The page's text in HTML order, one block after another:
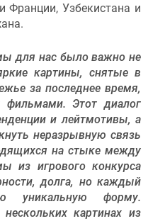
Франции, Узбекистана и
для нас было важно не
картины, снятые в
за последнее время,
Этот диалог
и лейтмотивы, а
неразрывную связь
на стыке между
из игрового конкурса
долга, но каждый
уникальную форму.
картинах из